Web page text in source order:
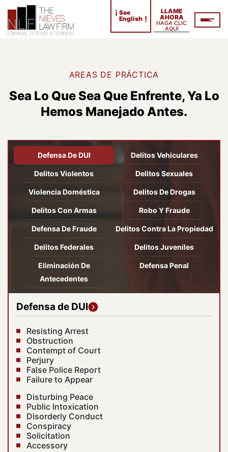
¡ See
English !
LLAME
AHORA
HAGA CLIC
AQUÍ
AREAS DE PRÁCTICA
Sea Lo Que Sea Que Enfrente, Ya Lo
Hemos Manejado Antes.
Defensa De DUI Delitos Vehiculares
Delitos Violentos Delitos Sexuales
Violencia Doméstica Delitos De Drogas
Delitos Con Armas Robo Y Fraude
Defensa De Fraude Delitos Contra La Propiedad
Delitos Federales Delitos Juveniles
Eliminación De
Antecedentes
Defensa Penal
Defensa de DUI
Resisting Arrest
Obstruction
Contempt of Court
Perjury
False Police Report
Failure to Appear
Disturbing Peace
Public Intoxication
Disorderly Conduct
Conspiracy
Solicitation
Accessory